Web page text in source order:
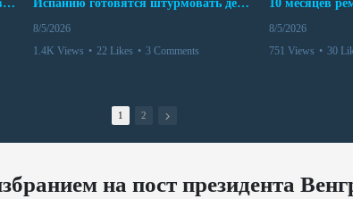
Беспредел банд в Боливии. Расправы над наркоторговцами Испанию готовятся штурмовать десятки тысяч марокканцев
8/5/2026
1.4K Views • 22 Likes • 3 Comments
8/5/2026
751 Views • 30
1 2
на пост президента